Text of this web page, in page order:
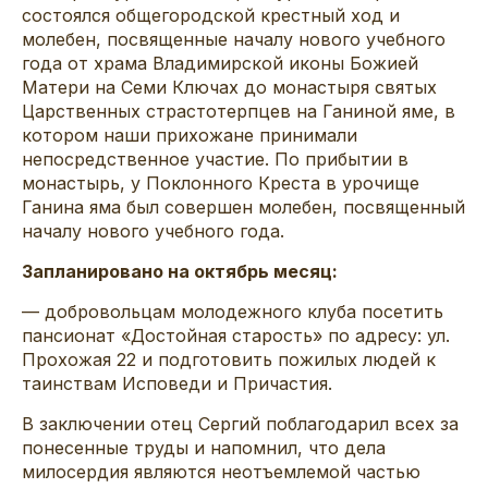
состоялся общегородской крестный ход и
молебен, посвященные началу нового учебного
года от храма Владимирской иконы Божией
Матери на Семи Ключах до монастыря святых
Царственных страстотерпцев на Ганиной яме, в
котором наши прихожане принимали
непосредственное участие. По прибытии в
монастырь, у Поклонного Креста в урочище
Ганина яма был совершен молебен, посвященный
началу нового учебного года.
Запланировано на октябрь месяц:
— добровольцам молодежного клуба посетить
пансионат «Достойная старость» по адресу: ул.
Прохожая 22 и подготовить пожилых людей к
таинствам Исповеди и Причастия.
В заключении отец Сергий поблагодарил всех за
понесенные труды и напомнил, что дела
милосердия являются неотъемлемой частью